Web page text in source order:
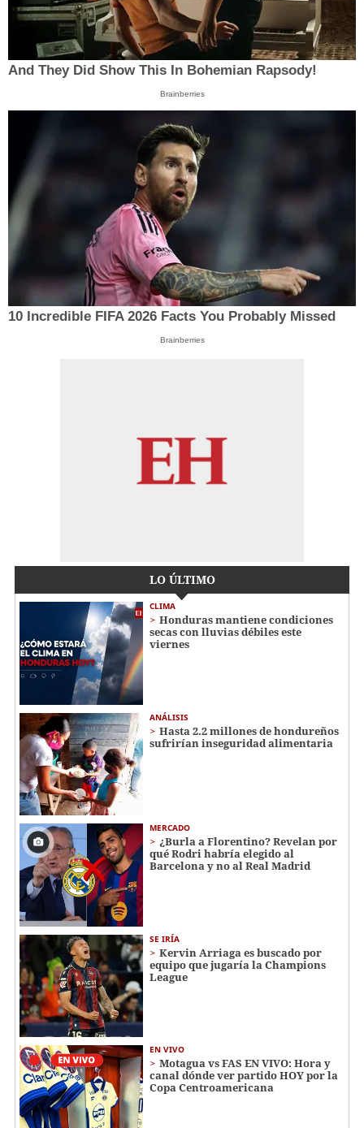
And They Did Show This In Bohemian Rapsody!
Brainberries
10 Incredible FIFA 2026 Facts You Probably Missed
Brainberries
LO ÚLTIMO
CLIMA
Honduras mantiene condiciones
secas con lluvias débiles este
viernes
ANÁLISIS
Hasta 2.2 millones de hondureños
sufrirían inseguridad alimentaria
MERCADO
¿Burla a Florentino? Revelan por
qué Rodri habría elegido al
Barcelona y no al Real Madrid
SE IRÍA
Kervin Arriaga es buscado por
equipo que jugaría la Champions
League
EN VIVO
Motagua vs FAS EN VIVO: Hora y
canal dónde ver partido HOY por la
Copa Centroamericana